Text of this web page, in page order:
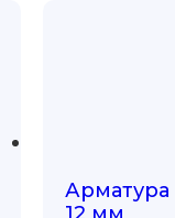
Арматура
12 мм